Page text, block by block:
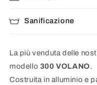
Sanificazione
La più venduta delle
modello 300 VOLANO.
Costruita in alluminio e